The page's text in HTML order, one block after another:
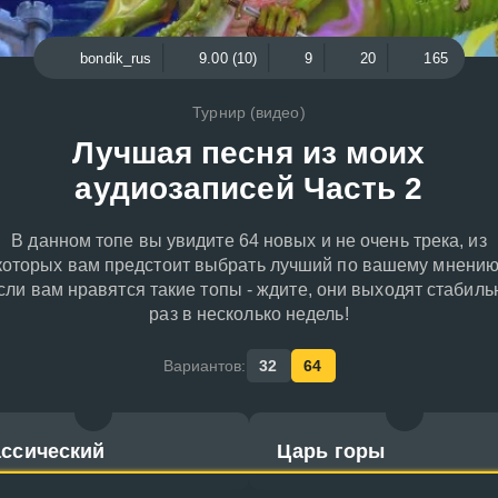
bondik_rus 9.00 (10) 9 20 165
Турнир (видео)
Лучшая песня из моих
аудиозаписей Часть 2
В данном топе вы увидите 64 новых и не очень трека, из
вам предстоит выбрать лучший по вашему
вам нравятся такие топы - ждите, они выходят
раз в несколько недель!
Вариантов: 32 64
Царь горы